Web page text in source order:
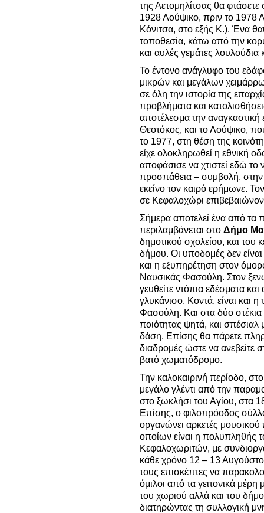
της Αετομηλίτσας θα
1928 Λούψικο, πριν το
Κόνιτσα, στο εξής Κ.). Ένα
τοποθεσία, κάτω από την
και αυλές γεμάτες
Το έντονο ανάγλυφο του
μικρών και μεγάλων
σε όλη την ιστορία της
προβλήματα και
αποτέλεσμα την
Θεοτόκος, και το Λούψικο,
το 1977, στη θέση της
είχε ολοκληρωθεί η εθνική
αποφάσισε να χτιστεί εδώ
προσπάθεια – συμβολή,
εκείνο τον καιρό ερήμωνε.
σε Κεφαλοχώρι
Σήμερα αποτελεί ένα από τα
περιλαμβάνεται στο Δήμο
δημοτικού σχολείου, και του
δήμου. Οι υποδομές δεν
και η εξυπηρέτηση στον
Ναυσικάς Φασούλη. Στον
γευθείτε ντόπια εδέσματα
γλυκάνισο. Κοντά, είναι και η
Φασούλη. Και στα δύο στέκια
ποιότητας ψητά, και
δάση. Επίσης θα πάρετε
διαδρομές ώστε να ανεβείτε
βατό χωματόδρομο.
Την καλοκαιρινή περίοδο,
μεγάλο γλέντι από την
στο ξωκλήσι του Αγίου, στα
Επίσης, ο φιλοπρόοδος
οργανώνει αρκετές
οποίων είναι η πολυπληθής
Κεφαλοχωριτών, με
κάθε χρόνο 12 – 13
τους επισκέπτες να
όμιλοι από τα γειτονικά
του χωριού αλλά και του
διατηρώντας τη συλλογική